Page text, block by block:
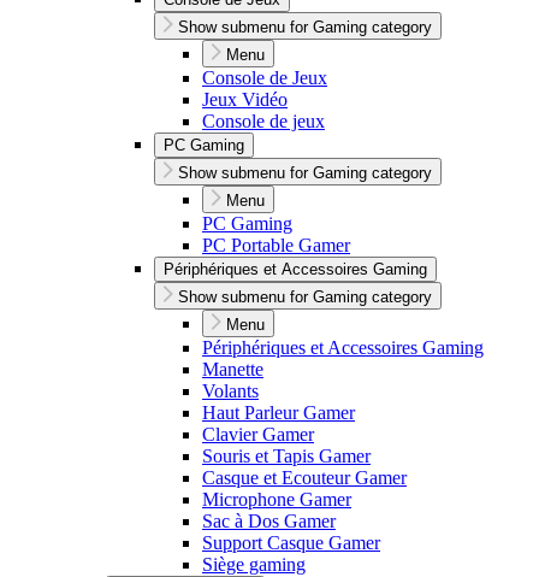
Show submenu for Gaming category
Menu
Console de Jeux
Jeux Vidéo
Console de jeux
PC Gaming
Show submenu for Gaming category
Menu
PC Gaming
PC Portable Gamer
Périphériques et Accessoires Gaming
Show submenu for Gaming category
Menu
Périphériques et Accessoires Gaming
Manette
Volants
Haut Parleur Gamer
Clavier Gamer
Souris et Tapis Gamer
Casque et Ecouteur Gamer
Microphone Gamer
Sac à Dos Gamer
Support Casque Gamer
Siège gaming